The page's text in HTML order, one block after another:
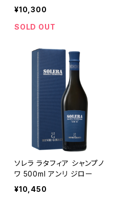
メーヌ・ド・カシオペ 赤ワイ
ン ブルゴーニュ 750ml
¥10,300
SOLD OUT
ソレラ ラタフィア シャンプノ
ワ 500ml アンリ ジロー
¥10,450